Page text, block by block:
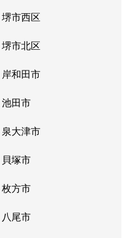
堺市西区
堺市北区
岸和田市
池田市
泉大津市
貝塚市
枚方市
八尾市